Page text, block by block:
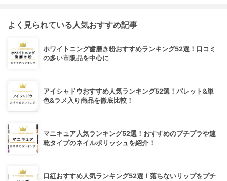
よく見られている人気おすすめ記事
ホワイトニング歯磨き粉おすすめランキング52選！口コミ
の多い市販品を中心に
アイシャドウおすすめ人気ランキング52選！パレット&単
色&ラメ入り商品を徹底比較！
マニキュア人気ランキング52選！おすすめのプチプラや速
乾タイプのネイルポリッシュを紹介！
口紅おすすめ人気ランキング52選！落ちないリップをプチ